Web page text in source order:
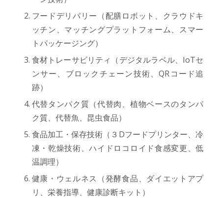
フードデリバリー（配膳ロボット、クラウドキ
ッチン、マッチングプラットフォーム、スマー
トパッケージング）
食材トレーサビリティ（デジタルラベル、IoTセ
ンサー、ブロックチェーン技術、QRコード追
跡）
代替タンパク質（代替肉、植物ベースのタンパ
ク質、代替魚、昆虫食品）
食品加工・保存技術（３Dフードプリンター、冷
凍・乾燥技術、ハイドロコロイド食感変更、低
温調理）
健康・ウェルネス（発酵食品、ダイエットアプ
リ、栄養指導、健康診断キット）